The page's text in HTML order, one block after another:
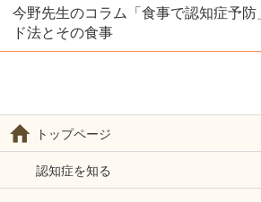
今野先生のコラム「食事で認知症予
ド法とその食事
トップページ
認知症を知る